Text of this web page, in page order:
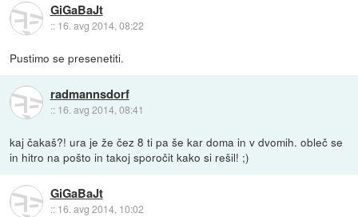
GiGaBaJt
:: 16. avg 2014, 08:22
Pustimo se presenetiti.
radmannsdorf
:: 16. avg 2014, 08:41
kaj čakaš?! ura je že čez 8 ti pa še kar doma in v dvomih. obleč se
in hitro na pošto in takoj sporočit kako si rešil! ;)
GiGaBaJt
:: 16. avg 2014, 10:02